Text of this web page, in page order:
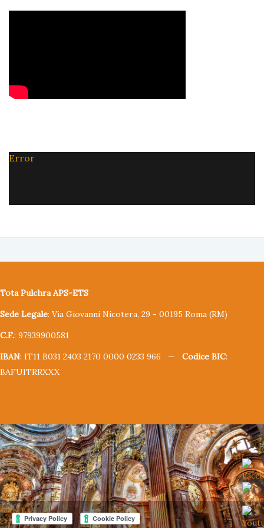
Error
Tota Pulchra APS-ETS
Sede Legale: Via Giovanni Nicotera, 29 - 00195 Roma (RM)
C.F.: 97939900581
IBAN: IT11 B031 2403 2170 0000 0233 966 — Codice BIC:
BAFUITRRXXX